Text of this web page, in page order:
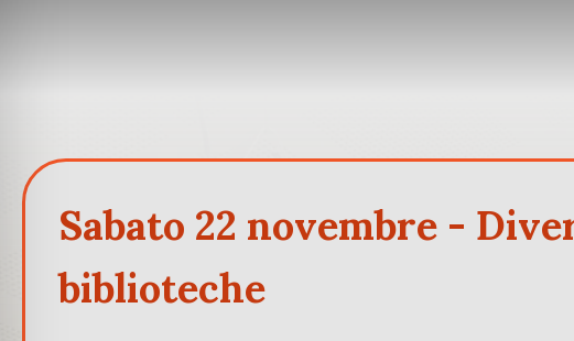
Sabato 22 novembre -
biblioteche